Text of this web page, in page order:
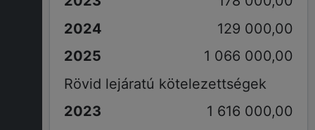
129 000,00
1 066 000,00
Rövid lejáratú kötelezettségek
1 616 000,00